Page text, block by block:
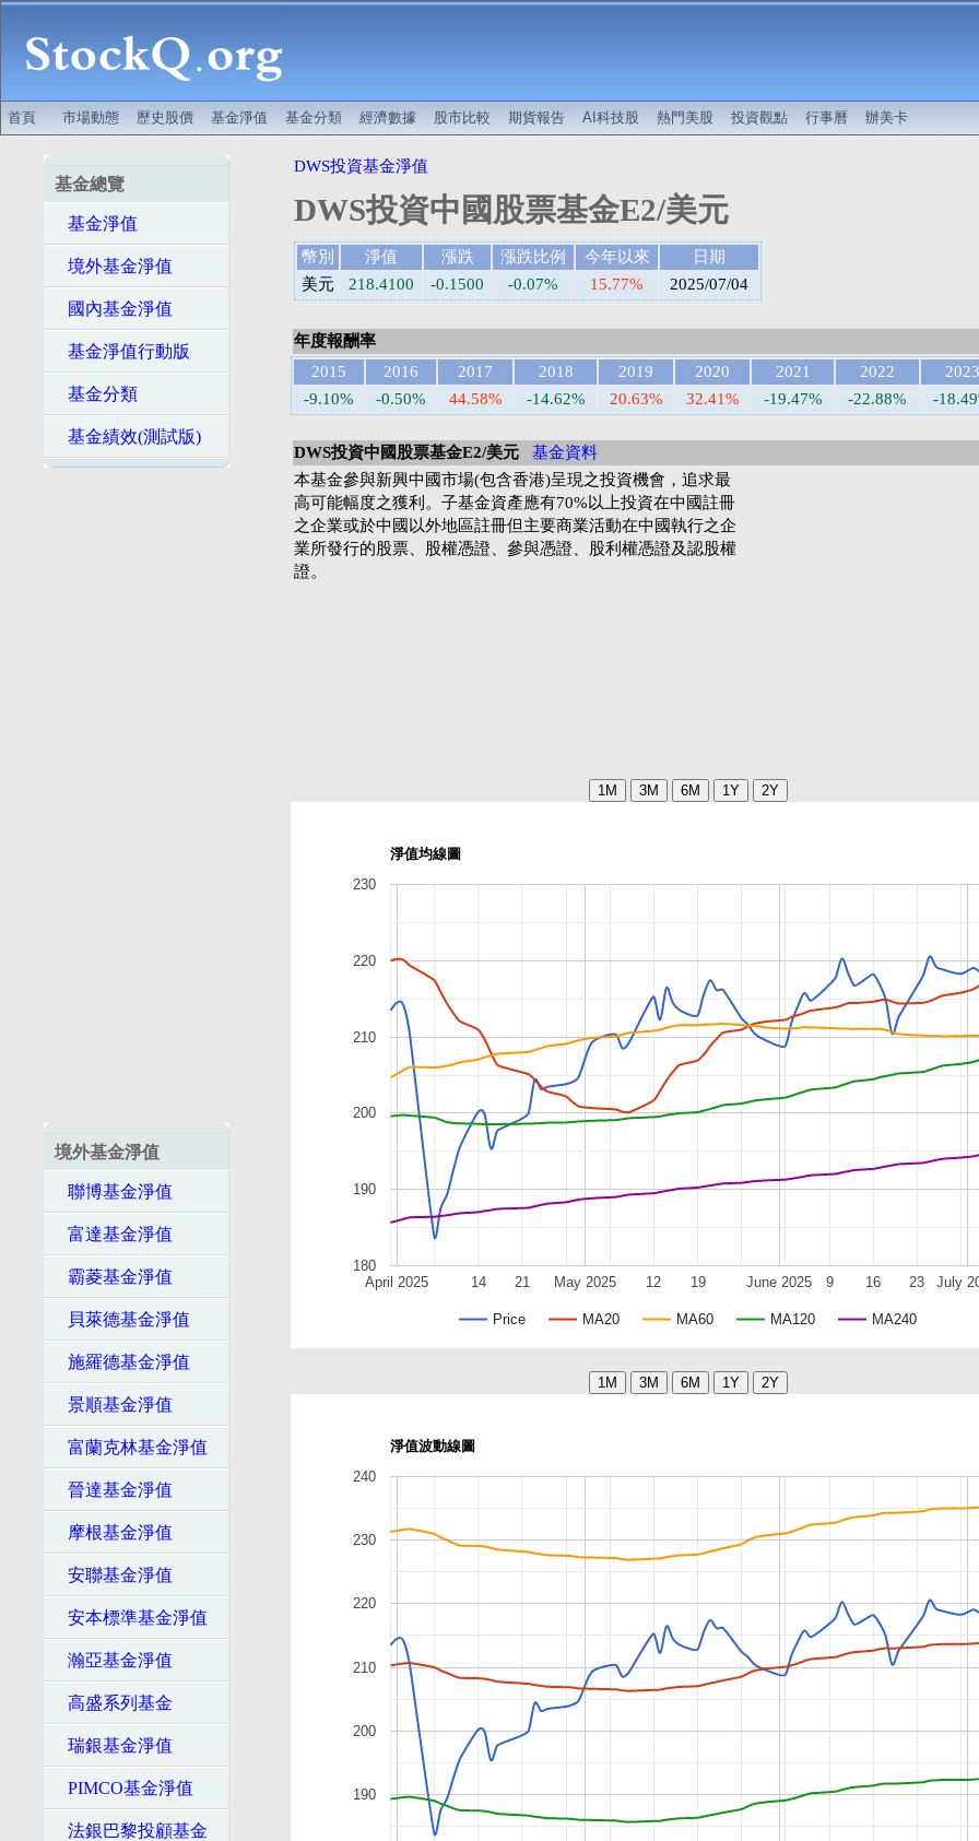
首頁 市場動態 歷史股價 基金淨值 基金分類 經濟數據 股市比較 期貨報告 AI科技股 熱門美股 投資觀點 行事曆 辦美卡
基金總覽
基金淨值
境外基金淨值
國內基金淨值
基金淨值行動版
基金分類
基金績效(測試版)
境外基金淨值
聯博基金淨值
富達基金淨值
霸菱基金淨值
貝萊德基金淨值
施羅德基金淨值
景順基金淨值
富蘭克林基金淨值
晉達基金淨值
摩根基金淨值
安聯基金淨值
安本標準基金淨值
瀚亞基金淨值
高盛系列基金
瑞銀基金淨值
PIMCO基金淨值
法銀巴黎投顧基金
DWS投資基金淨值
DWS投資中國股票基金E2/美元
幣別 淨值 漲跌 漲跌比例 今年以來
日期
美元
218.4100 -0.1500 -0.07% 15.77% 2025/07/04
年度報酬率
2015
2016 2017 2018 2019 2020 2021 2022
2023
-9.10%
-0.50% 44.58% -14.62% 20.63% 32.41% -19.47% -22.88% -
DWS投資中國股票基金E2/美元
基金資料
本基金參與新興中國市場(包含香港)呈現之投資機會，追求最
高可能幅度之獲利。子基金資產應有70%以上投資在中國註冊
之企業或於中國以外地區註冊但主要商業活動在中國執行之企
業所發行的股票、股權憑證、參與憑證、股利權憑證及認股權
證。
淨值均線圖
Price MA20 MA60 MA120 MA240
April 2025 May 2025 June 2025 July
14 21 12 19 9 16 23
180
190
200
210
220
230
淨值波動線圖
190
200
210
220
230
240